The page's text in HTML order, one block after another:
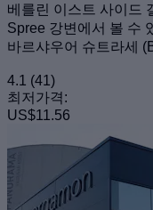
베를린 이스트 사이드
Spree 강변에서 볼 수
바르샤우어 슈트라세
4.1 (41)
최저가격:
US$11.56